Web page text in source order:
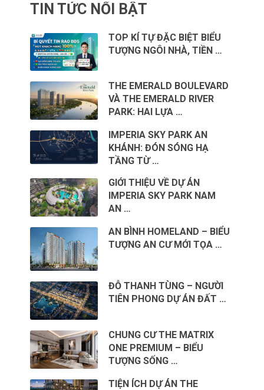
TIN TỨC NỔI BẬT
TOP KÍ TỰ ĐẶC BIỆT BIỂU
TƯỢNG NGÔI NHÀ, TIỀN …
THE EMERALD BOULEVARD
VÀ THE EMERALD RIVER
PARK: HAI LỰA …
IMPERIA SKY PARK AN
KHÁNH: ĐÓN SÓNG HẠ
TẦNG TỪ …
GIỚI THIỆU VỀ DỰ ÁN
IMPERIA SKY PARK NAM
AN …
AN BÌNH HOMELAND – BIỂU
TƯỢNG AN CƯ MỚI TỌA …
ĐỖ THANH TÙNG – NGƯỜI
TIÊN PHONG DỰ ÁN ĐẤT …
CHUNG CƯ THE MATRIX
ONE PREMIUM – BIỂU
TƯỢNG SỐNG …
TIỆN ÍCH DỰ ÁN THE